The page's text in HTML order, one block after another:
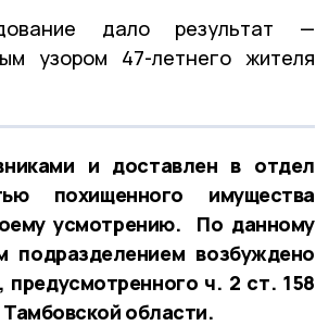
дало результат —
узором 47-летнего жителя
и доставлен в отдел
похищенного имущества
усмотрению. По данному
возбуждено
ч. 2 ст. 158
области.